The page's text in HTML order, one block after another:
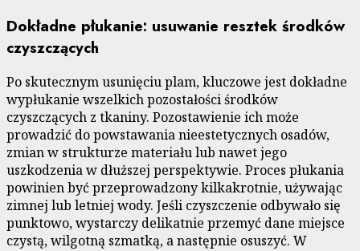
Dokładne płukanie: usuwanie resztek środków
czyszczących
Po skutecznym usunięciu plam, kluczowe jest dokładne
wypłukanie wszelkich pozostałości środków
czyszczących z tkaniny. Pozostawienie ich może
prowadzić do powstawania nieestetycznych osadów,
zmian w strukturze materiału lub nawet jego
uszkodzenia w dłuższej perspektywie. Proces płukania
powinien być przeprowadzony kilkakrotnie, używając
zimnej lub letniej wody. Jeśli czyszczenie odbywało się
punktowo, wystarczy delikatnie przemyć dane miejsce
czystą, wilgotną szmatką, a następnie osuszyć. W